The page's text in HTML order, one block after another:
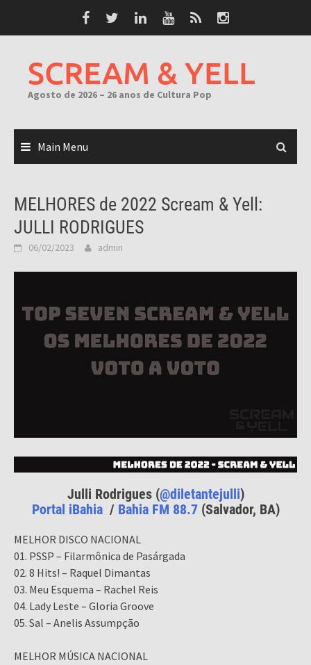
SCREAM & YELL
Agosto de 2026 – 26 anos de Cultura Pop
Main Menu
MELHORES de 2022 Scream & Yell:
JULLI RODRIGUES
06/02/2023 admin
Julli Rodrigues (@diletantejulli)
Portal iBahia / Bahia FM 88.7(Salvador, BA)
MELHOR DISCO NACIONAL
01. PSSP – Filarmônica de Pasárgada
02. 8 Hits! – Raquel Dimantas
03. Meu Esquema – Rachel Reis
04. Lady Leste – Gloria Groove
05. Sal – Anelis Assumpção
MELHOR MÚSICA NACIONAL